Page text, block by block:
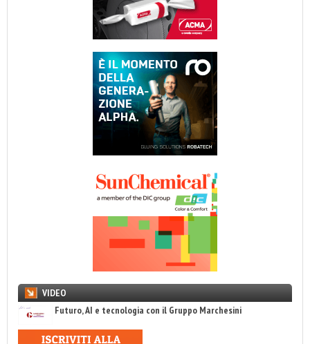
VIDEO
Futuro, AI e tecnologia con il Gruppo Marchesini